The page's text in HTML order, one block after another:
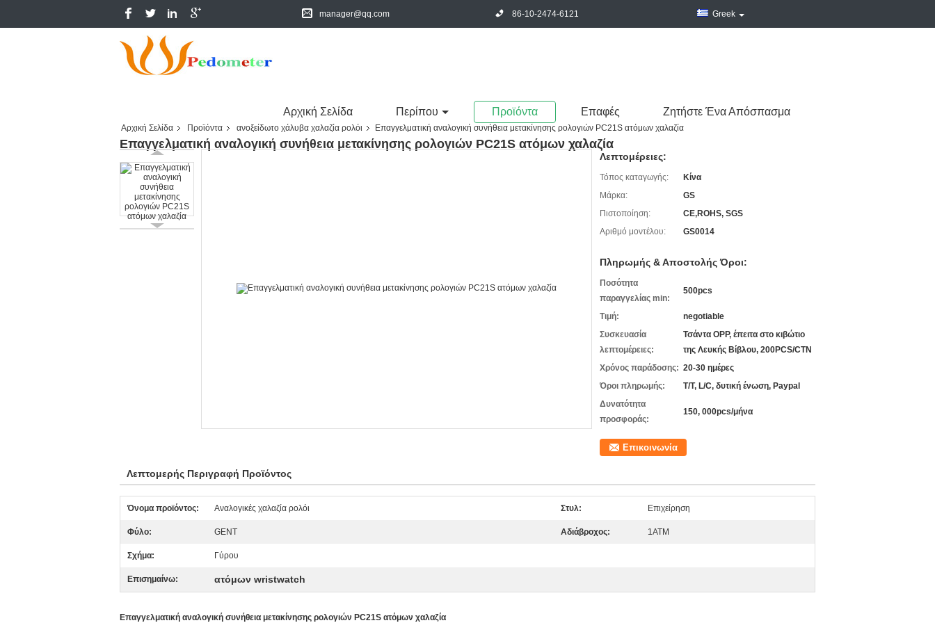
manager@qq.com 86-10-2474-6121 Greek
Αρχική Σελίδα Περίπου Προϊόντα Επαφές Ζητήστε Ένα Απόσπασμα
Αρχική Σελίδα Προϊόντα ανοξείδωτο χάλυβα χαλαζία ρολόι Επαγγελματική αναλογική συνήθεια μετακίνησης ρολογιών PC21S ατόμων χαλαζία
Επαγγελματική αναλογική συνήθεια μετακίνησης ρολογιών PC21S ατόμων χαλαζία
Λεπτομέρειες:
Τόπος καταγωγής:
Κίνα
Μάρκα:
GS
Πιστοποίηση:
CE,ROHS, SGS
Αριθμό μοντέλου:
GS0014
Πληρωμής & Αποστολής Όροι:
Ποσότητα
παραγγελίας min:
500pcs
Τιμή:
negotiable
Συσκευασία
λεπτομέρειες:
Τσάντα OPP, έπειτα στο κιβώτιο
της Λευκής Βίβλου, 200PCS/CTN
Χρόνος παράδοσης: 20-30 ημέρες
Όροι πληρωμής:
T/T, L/C, δυτική ένωση, Paypal
Δυνατότητα
προσφοράς:
150, 000pcs/μήνα
Επικοινωνία
Λεπτομερής Περιγραφή Προϊόντος
Όνομα προϊόντος: Αναλογικές χαλαζία ρολόι Στυλ: Επιχείρηση
Φύλο: GENT Αδιάβροχος: 1ATM
Σχήμα: Γύρου
Επισημαίνω: ατόμων wristwatch
Επαγγελματική αναλογική συνήθεια μετακίνησης ρολογιών PC21S ατόμων χαλαζία